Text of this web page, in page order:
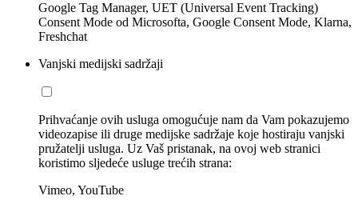
Google Tag Manager, UET (Universal Event Tracking)
Consent Mode od Microsofta, Google Consent Mode, Klarna,
Freshchat
Vanjski medijski sadržaji
Prihvaćanje ovih usluga omogućuje nam da Vam pokazujemo
videozapise ili druge medijske sadržaje koje hostiraju vanjski
pružatelji usluga. Uz Vaš pristanak, na ovoj web stranici
koristimo sljedeće usluge trećih strana:
Vimeo, YouTube